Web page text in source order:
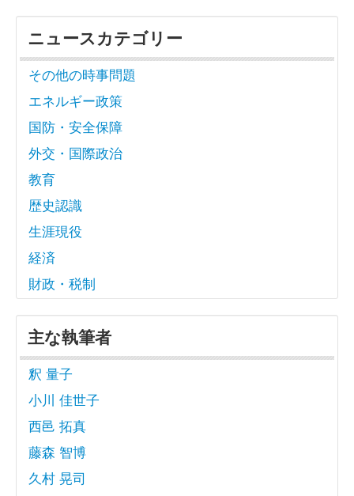
ニュースカテゴリー
その他の時事問題
エネルギー政策
国防・安全保障
外交・国際政治
教育
歴史認識
生涯現役
経済
財政・税制
主な執筆者
釈 量子
小川 佳世子
西邑 拓真
藤森 智博
久村 晃司